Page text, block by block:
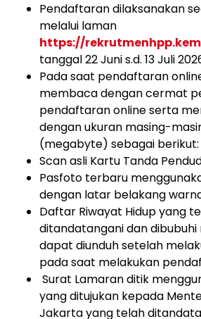
Pendaftarandilaksanakan
melalui laman
https://
tanggal22Juni s.d. 13Juli
Padasaat pendaftaran
membacadengancermat
pendaftaranonlineserta
denganukuran masing-
(megabyte) sebagai berikut:
Scanasli Kartu Tanda
Pasfoto terbaru
dengan latar belakang
Daftar Riwayat Hidupyang
ditandatanganidandibubuhi
dapat diunduh setelah
pada saat melakukan
Surat Lamaranditik
yangditujukan kepada
Jakartayang telah